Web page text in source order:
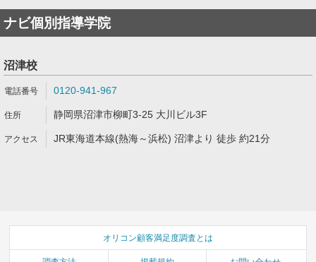
ナビ個別指導学院
沼津校
0120-941-967
静岡県沼津市柳町3-25 大川ビル3F
JR東海道本線(熱海～浜松) 沼津より 徒歩 約21分
オリコン顧客満足度調査とは